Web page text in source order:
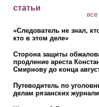
статьи
все
«Следователь не знал,
кто в этом деле»
Сторона защиты
продление ареста
Смирнову до конца
Путеводитель по
делам рязанских